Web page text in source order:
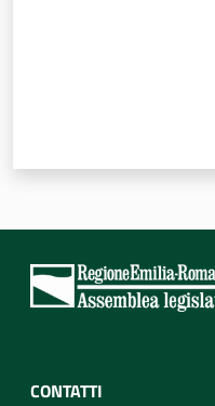
Assemblea
Attività
Argomenti
CONTATTI